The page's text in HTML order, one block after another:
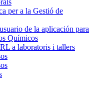
per a la Gestió de
de la aplicación para
Químicos
a laboratoris i tallers